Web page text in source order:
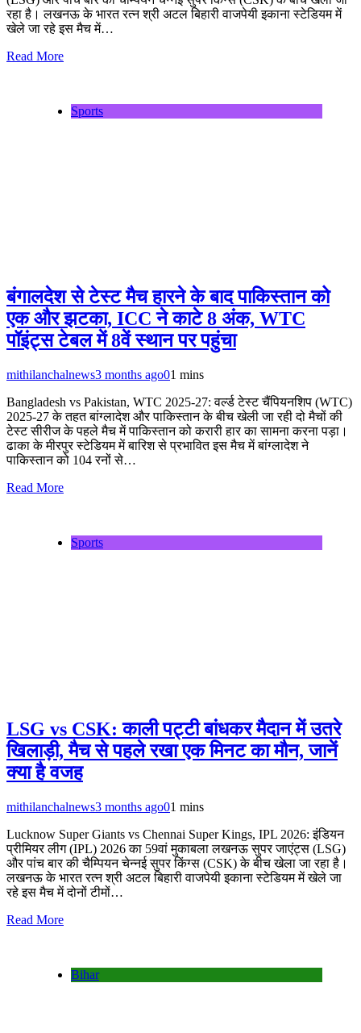
रहा है। लखनऊ के भारत रत्न श्री अटल बिहारी वाजपेयी इकाना स्टेडियम में
खेले जा रहे इस मैच में…
Read More
Sports
बंगालदेश से टेस्ट मैच हारने के बाद पाकिस्तान को
एक और झटका, ICC ने काटे 8 अंक, WTC
पॉइंट्स टेबल में 8वें स्थान पर पहुंचा
mithilanchalnews3 months ago01 mins
Bangladesh vs Pakistan, WTC 2025-27: वर्ल्ड टेस्ट चैंपियनशिप (WTC)
2025-27 के तहत बांग्लादेश और पाकिस्तान के बीच खेली जा रही दो मैचों की
टेस्ट सीरीज के पहले मैच में पाकिस्तान को करारी हार का सामना करना पड़ा।
ढाका के मीरपुर स्टेडियम में बारिश से प्रभावित इस मैच में बांग्लादेश ने
पाकिस्तान को 104 रनों से…
Read More
Sports
LSG vs CSK: काली पट्टी बांधकर मैदान में उतरे
खिलाड़ी, मैच से पहले रखा एक मिनट का मौन, जानें
क्या है वजह
mithilanchalnews3 months ago01 mins
Lucknow Super Giants vs Chennai Super Kings, IPL 2026: इंडियन
प्रीमियर लीग (IPL) 2026 का 59वां मुकाबला लखनऊ सुपर जाएंट्स (LSG)
और पांच बार की चैम्पियन चेन्नई सुपर किंग्स (CSK) के बीच खेला जा रहा है।
लखनऊ के भारत रत्न श्री अटल बिहारी वाजपेयी इकाना स्टेडियम में खेले जा
रहे इस मैच में दोनों टीमों…
Read More
Bihar